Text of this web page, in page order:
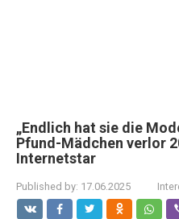
„Endlich hat sie die
Pfund-Mädchen verlor
Internetstar
Published by: 17.06.2025